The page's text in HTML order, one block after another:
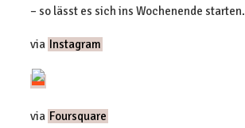
– so lässt es sich ins Wochenende starten.
via Instagram
via Foursquare